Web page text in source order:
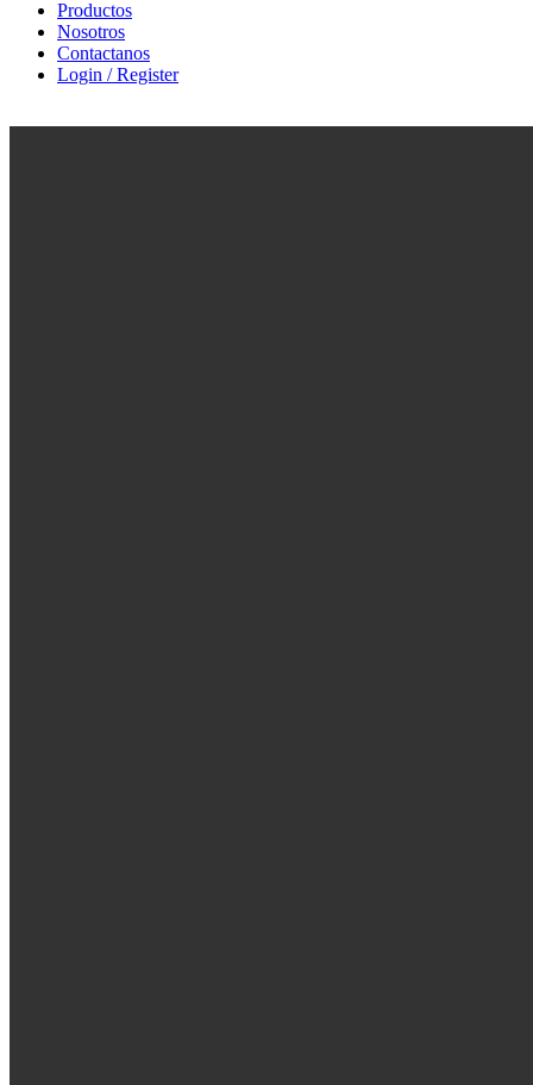
Productos
Nosotros
Contactanos
Login / Register